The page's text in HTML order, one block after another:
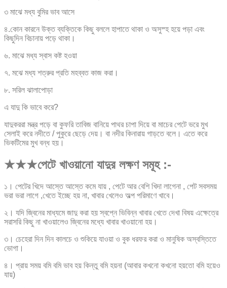
৩ মাঝে মধ্য বুমির ভাব আসে
৪.কোন কারনে উক্ত ব্যক্তিকে কিছু বললে হাপাতে থাকা ও অসুস্হ হয়ে পড়া এবং
কিছুদিন বিচানায় পড়ে থাকা।
৬. মাঝে মধ্য স্বাস কষ্ট হওয়া
৭. মঝে মধ্য শত্রুর প্রতি মহব্বত কাজ করা।
৮. সরিল ঝালাপোড়া
এ যাদু কি ভাবে করে?
যাদুকররা মন্ত্র পড়ে বা কুফরি তাবিজ বানিয়ে পাথর চাপা দিয়ে বা মাচের পেটে ভরে মুখ
সেলাই করে নদীতে / পুকুরে ছেড়ে দেয়। বা নদীর কিনারায় গাড়তে বলে। এতে করে
ভিকটিমের মুখ বন্ধ হয়।
★★★পেটে খাওয়ানো যাদুর লক্ষণ সমূহ :-
১। পেটের খিদে আস্তে আস্তে কমে যায় , পেটে আর বেশি খিদা লাগেনা , পেট সবসময়
ভরা ভরা লাগে ,খেতে ইচ্ছে হয় না, খাবার খেলেও অল্প পরিমাণে খাবে।
২। যদি জ্বিনের মাধ্যমে জাদু করা হয় স্বপ্নে ভিবিন্ন খাবার খেতে দেখা বিষয় এক্ষেত্রে
সরাসরি কিছু না খাওয়ালেও জ্বিনের মধ্যে খাবার খাওয়ানো হয়।
৩। চেহেরা দিন দিন কালচে ও শুকিয়ে যাওয়া ও বুক ধরফর করা ও মানুষিক অস্বস্তিতে
ভোগা।
৪। প্রায় সময় বমি বমি ভাব হয় কিন্তু বমি হয়না (আবার কখনো কখনো হয়তো বমি হয়েও
যায়)